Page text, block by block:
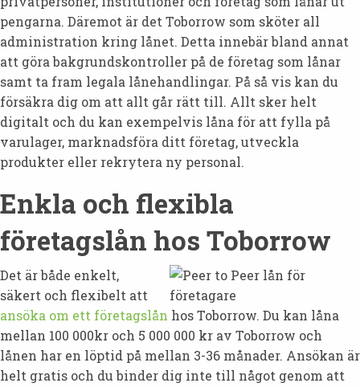
pengarna. Däremot är det Toborrow som sköter all
administration kring lånet. Detta innebär bland annat
att göra bakgrundskontroller på de företag som lånar
samt ta fram legala lånehandlingar. På så vis kan du
försäkra dig om att allt går rätt till. Allt sker helt
digitalt och du kan exempelvis låna för att fylla på
varulager, marknadsföra ditt företag, utveckla
produkter eller rekrytera ny personal.
Enkla och flexibla
företagslån hos Toborrow
Det är både enkelt,
säkert och flexibelt att
ansöka om ett företagslån hos Toborrow. Du kan låna
mellan 100 000kr och 5 000 000 kr av Toborrow och
lånen har en löptid på mellan 3-36 månader. Ansökan är
helt gratis och du binder dig inte till något genom att